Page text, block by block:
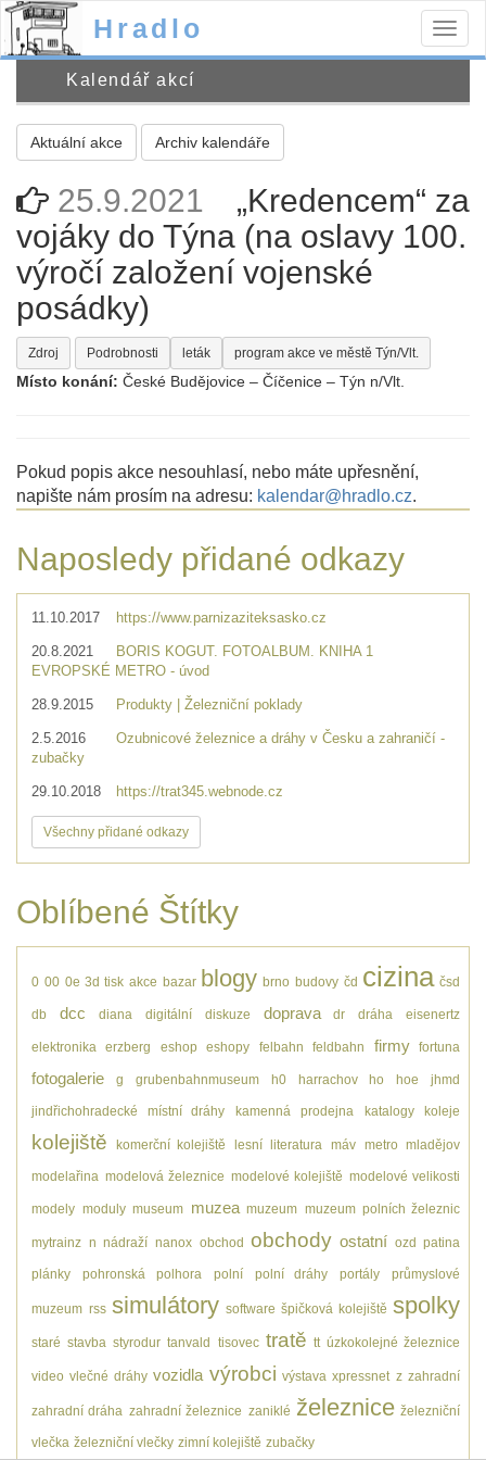
Hradlo
Kalendář akcí
Aktuální akce Archiv kalendáře
25.9.2021
„Kredencem“ za
vojáky do Týna (na oslavy 100.
výročí založení vojenské
posádky)
Zdroj Podrobnosti leták program akce ve městě Týn/Vlt.
Místo konání: České Budějovice – Číčenice – Týn n/Vlt.
Pokud popis akce nesouhlasí, nebo máte upřesnění,
napište nám prosím na adresu: kalendar@hradlo.cz.
Naposledy přidané odkazy
11.10.2017 https://www.parnizaziteksasko.cz
20.8.2021
BORIS KOGUT. FOTOALBUM. KNIHA 1
EVROPSKÉ METRO - úvod
28.9.2015 Produkty | Železniční poklady
2.5.2016
Ozubnicové železnice a dráhy v Česku a zahraničí -
zubačky
29.10.2018 https://trat345.webnode.cz
Všechny přidané odkazy
Oblíbené Štítky
0 00 0e 3d tisk akce bazar blogy brno budovy čd cizina čsd
db dcc diana digitální diskuze doprava dr dráha eisenertz
elektronika erzberg eshop eshopy felbahn feldbahn firmy fortuna
fotogalerie g grubenbahnmuseum h0 harrachov ho hoe jhmd
jindřichohradecké místní dráhy kamenná prodejna katalogy koleje
kolejiště komerční kolejiště lesní literatura máv metro mladějov
modelařina modelová železnice modelové kolejiště modelové velikosti
modely moduly museum muzea muzeum muzeum polních železnic
mytrainz n nádraží nanox obchod obchody ostatní ozd patina
plánky pohronská polhora polní polní dráhy portály průmyslové
muzeum rss simulátory software špičková kolejiště spolky
staré stavba styrodur tanvald tisovec tratě tt úzkokolejné železnice
video vlečné dráhy vozidla výrobci výstava xpressnet z zahradní
zahradní dráha zahradní železnice zaniklé železnice železniční
vlečka železniční vlečky zimní kolejiště zubačky